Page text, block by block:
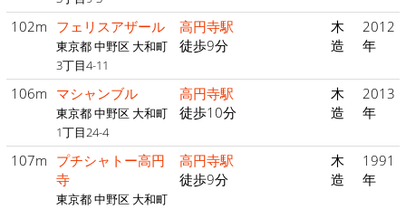
102m フェリスアザール
東京都 中野区 大和町
3丁目4-11
高円寺駅
徒歩9分
木
造
2012
年
106m マシャンブル
東京都 中野区 大和町
1丁目24-4
高円寺駅
徒歩10分
木
造
2013
年
107m プチシャトー高円
寺
東京都 中野区 大和町
高円寺駅
徒歩9分
木
造
1991
年